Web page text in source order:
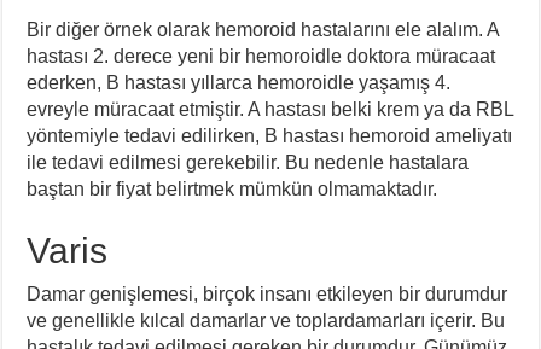
Bir diğer örnek olarak hemoroid hastalarını ele alalım. A
hastası 2. derece yeni bir hemoroidle doktora müracaat
ederken, B hastası yıllarca hemoroidle yaşamış 4.
evreyle müracaat etmiştir. A hastası belki krem ya da RBL
yöntemiyle tedavi edilirken, B hastası hemoroid ameliyatı
ile tedavi edilmesi gerekebilir. Bu nedenle hastalara
baştan bir fiyat belirtmek mümkün olmamaktadır.
Varis
Damar genişlemesi, birçok insanı etkileyen bir durumdur
ve genellikle kılcal damarlar ve toplardamarları içerir. Bu